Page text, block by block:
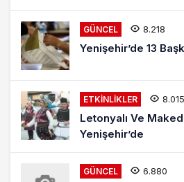
GÜNCEL 8.218
Yenişehir’de 13
ETKINLIKLER 8.015
Letonyalı Ve
Yenişehir’de
GÜNCEL 6.880